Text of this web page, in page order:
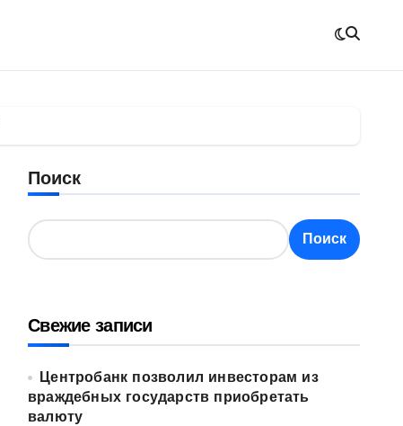
Поиск
Поиск
Свежие записи
Центробанк позволил инвесторам из
враждебных государств приобретать
валюту